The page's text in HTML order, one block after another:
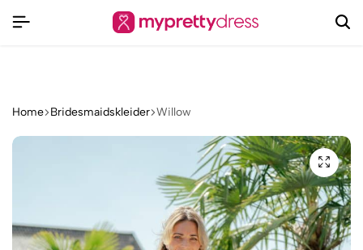
Stilvoll, vielseitig und mit Liebe fürs Detail
Home Bridesmaidskleider Willow